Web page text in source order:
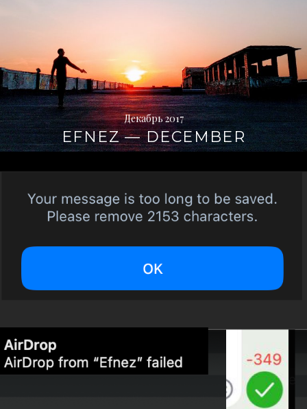
Декабрь 2017
EFNEZ — DECEMBER